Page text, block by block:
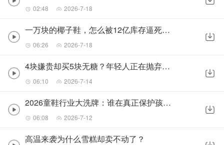
02:48 2026-7-18
一万块的椰子鞋，怎么被12亿库存逼死了？
06:26 2026-7-18
4块嫌贵却买5块无糖？年轻人正在抛弃冰红茶
06:10 2026-7-14
2026童鞋行业大洗牌：谁在真正保护孩子的脚？
06:08 2026-7-12
高温来袭为什么雪糕却卖不动了？